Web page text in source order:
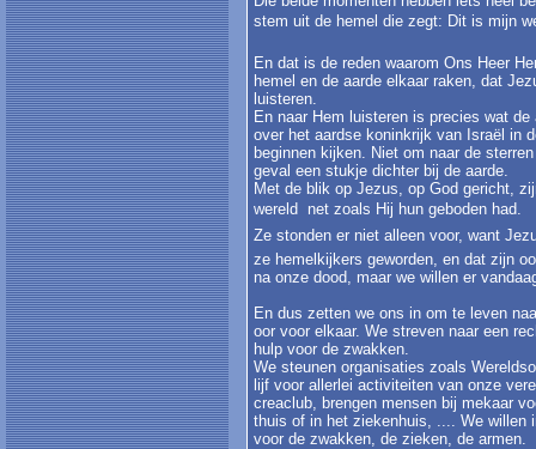
stem uit de hemel die zegt: Dit is mijn
En dat is de reden waarom Ons Heer
hemel en de aarde elkaar raken, dat
luisteren.
En naar Hem luisteren is precies wat
over het aardse koninkrijk van Israël in
beginnen kijken. Niet om naar de
geval een stukje dichter bij de aarde.
Met de blik op Jezus, op God gericht,
wereld  net zoals Hij hun geboden had.
Ze stonden er niet alleen voor, want
ze hemelkijkers geworden, en dat zijn
na onze dood, maar we willen er
En dus zetten we ons in om te leven
oor voor elkaar. We streven naar een
hulp voor de zwakken.
We steunen organisaties zoals
lijf voor allerlei activiteiten van onze
creaclub, brengen mensen bij mekaar
thuis of in het ziekenhuis, .... We willen
voor de zwakken, de zieken, de armen.